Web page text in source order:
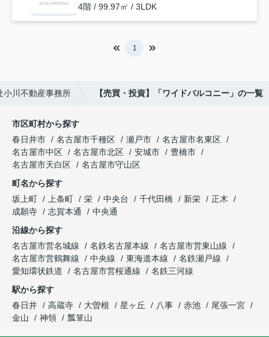
4階 / 99.97㎡ / 3LDK
1
小川不動産事務所 【売買・投資】「ワイドバルコニー」の一覧
市区町村から探す
春日井市
名古屋市千種区 瀬戸市
名古屋市名東区
名古屋市中区
名古屋市北区 安城市
豊橋市
名古屋市天白区
名古屋市守山区
町名から探す
坂上町
上条町 栄 中央台 千代田橋 新栄
正木
成願寺
志賀本通
中央通
沿線から探す
名古屋市営名城線
名鉄名古屋本線
名古屋市営東山線
名古屋市営鶴舞線
中央線 東海道本線
名鉄瀬戸線
愛知環状鉄道
名古屋市営桜通線
名鉄三河線
駅から探す
春日井
高蔵寺 大曽根 星ヶ丘 八事 赤池
尾張一宮
金山
神領 瓢箪山